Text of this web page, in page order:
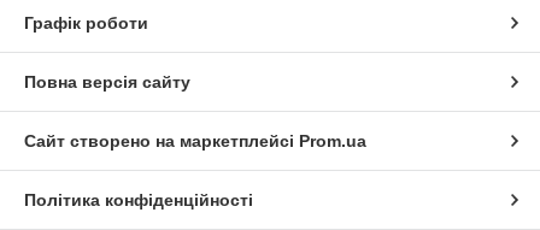
Графік роботи
Повна версія сайту
Сайт створено на маркетплейсі Prom.ua
Політика конфіденційності